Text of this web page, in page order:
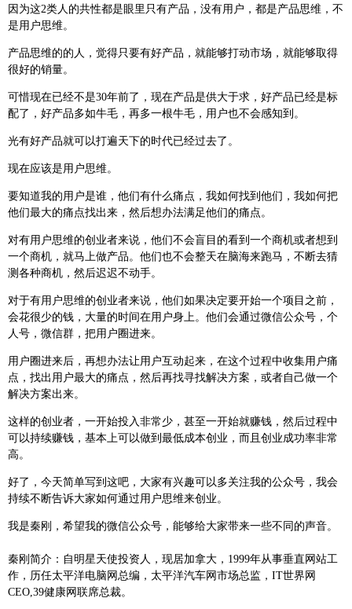
因为这2类人的共性都是眼里只有产品，没有用户，都是产品思维，不
是用户思维。
产品思维的的人，觉得只要有好产品，就能够打动市场，就能够取得
很好的销量。
可惜现在已经不是30年前了，现在产品是供大于求，好产品已经是标
配了，好产品多如牛毛，再多一根牛毛，用户也不会感知到。
光有好产品就可以打遍天下的时代已经过去了。
现在应该是用户思维。
要知道我的用户是谁，他们有什么痛点，我如何找到他们，我如何把
他们最大的痛点找出来，然后想办法满足他们的痛点。
对有用户思维的创业者来说，他们不会盲目的看到一个商机或者想到
一个商机，就马上做产品。他们也不会整天在脑海来跑马，不断去猜
测各种商机，然后迟迟不动手。
对于有用户思维的创业者来说，他们如果决定要开始一个项目之前，
会花很少的钱，大量的时间在用户身上。他们会通过微信公众号，个
人号，微信群，把用户圈进来。
用户圈进来后，再想办法让用户互动起来，在这个过程中收集用户痛
点，找出用户最大的痛点，然后再找寻找解决方案，或者自己做一个
解决方案出来。
这样的创业者，一开始投入非常少，甚至一开始就赚钱，然后过程中
可以持续赚钱，基本上可以做到最低成本创业，而且创业成功率非常
高。
好了，今天简单写到这吧，大家有兴趣可以多关注我的公众号，我会
持续不断告诉大家如何通过用户思维来创业。
我是秦刚，希望我的微信公众号，能够给大家带来一些不同的声音。
秦刚简介：自明星天使投资人，现居加拿大，1999年从事垂直网站工
作，历任太平洋电脑网总编，太平洋汽车网市场总监，IT世界网
CEO,39健康网联席总裁。